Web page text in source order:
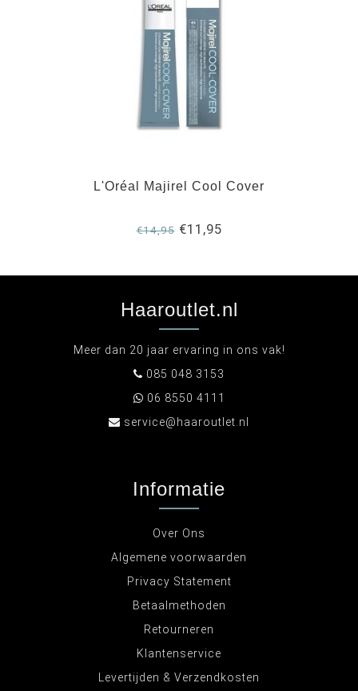
L'Oréal Majirel Cool Cover
€14,95€11,95
Haaroutlet.nl
Meer dan 20 jaar ervaring in ons vak!
085 048 3153
06 8550 4111
service@haaroutlet.nl
Informatie
Over Ons
Algemene voorwaarden
Privacy Statement
Betaalmethoden
Retourneren
Klantenservice
Levertijden & Verzendkosten